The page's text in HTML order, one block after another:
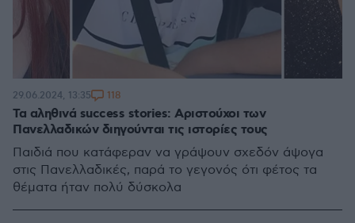
Τα αληθινά success stories: Αριστούχοι των
Πανελλαδικών διηγούνται τις ιστορίες τους
Παιδιά που κατάφεραν να γράψουν σχεδόν άψογα
στις Πανελλαδικές, παρά το γεγονός ότι φέτος τα
θέματα ήταν πολύ δύσκολα
29.06.2024, 13:35 118